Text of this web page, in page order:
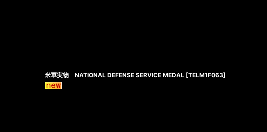
米軍実物 NATIONAL DEFENSE SERVICE MEDAL [TELM1F063]